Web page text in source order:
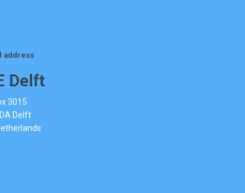
address
Delft
3015
Delft